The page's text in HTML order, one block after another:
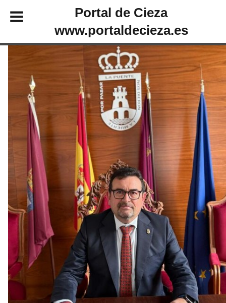
Portal de Cieza
www.portaldecieza.es